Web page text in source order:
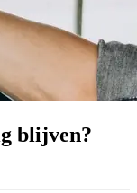
blijven?